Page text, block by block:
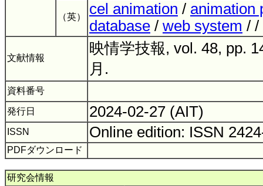
（英） cel animation / animation
database / web system /
文献情報
映情学技報, vol. 48, pp.
月.
資料番号
発行日 2024-02-27 (AIT)
ISSN Online edition: ISSN
PDFダウンロード
研究会情報